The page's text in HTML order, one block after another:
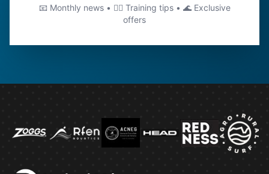
📧 Monthly news • 🏊‍♂️ Training tips • 🌊 Exclusive
offers